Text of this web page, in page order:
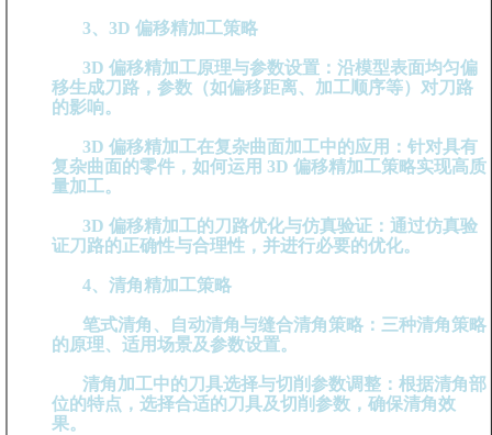
3、3D 偏移精加工策略
3D 偏移精加工原理与参数设置：沿模型表面均匀偏
移生成刀路，参数（如偏移距离、加工顺序等）对刀路
的影响。
3D 偏移精加工在复杂曲面加工中的应用：针对具有
复杂曲面的零件，如何运用 3D 偏移精加工策略实现高质
量加工。
3D 偏移精加工的刀路优化与仿真验证：通过仿真验
证刀路的正确性与合理性，并进行必要的优化。
4、清角精加工策略
笔式清角、自动清角与缝合清角策略：三种清角策略
的原理、适用场景及参数设置。
清角加工中的刀具选择与切削参数调整：根据清角部
位的特点，选择合适的刀具及切削参数，确保清角效
果。